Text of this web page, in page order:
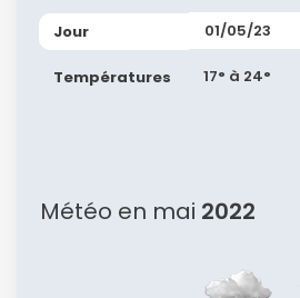
Jour
Températures
01/05/23
17° à 24°
Météo en mai 2022